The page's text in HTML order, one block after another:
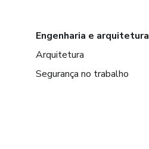
Engenharia e arquitetura
Arquitetura
Segurança no trabalho